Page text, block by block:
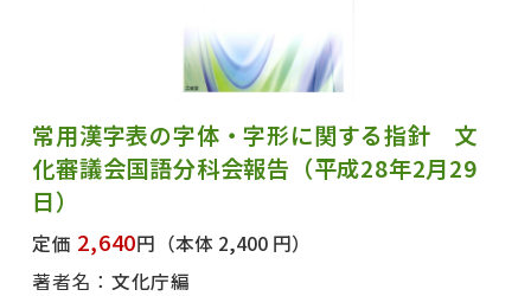
常用漢字表の字体・字形に関する指針 文
化審議会国語分科会報告（平成28年2月29
日）
定価 2,640円 （本体 2,400 円）
著者名： 文化庁編